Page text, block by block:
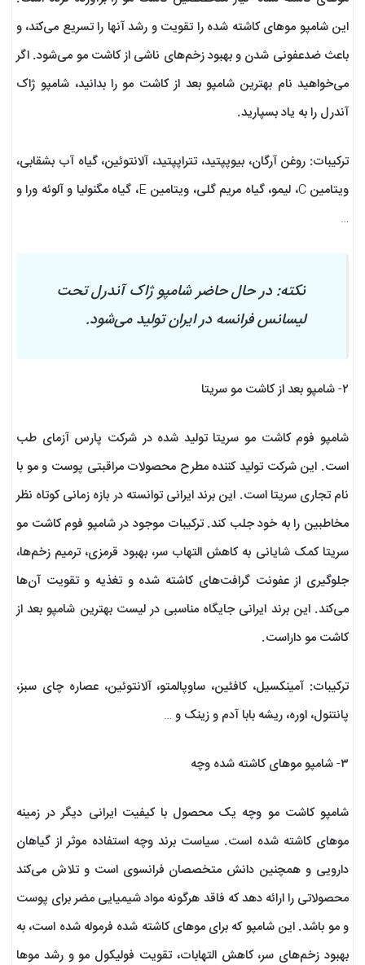
این شامپو موهای کاشته شده را تقویت و رشد آنها را تسریع می‌کند، و
باعث ضدعفونی شدن و بهبود زخم‌های ناشی از کاشت مو می‌شود. اگر
می‌خواهید نام بهترین شامپو بعد از کاشت مو را بدانید، شامپو ژاک
آندرل را به یاد بسپارید.
ترکیبات: روغن آرگان، بیوپپتید، تتراپپتید، آلانتوئین، گیاه آب بشقابی،
ویتامین C، لیمو، گیاه مریم گلی، ویتامین E، گیاه مگنولیا و آلوئه ورا و
…
نکته: در حال حاضر شامپو ژاک آندرل تحت
لیسانس فرانسه در ایران تولید می‌شود.
۲- شامپو بعد از کاشت مو سریتا
شامپو فوم کاشت مو سریتا تولید شده در شرکت پارس آزمای طب
است. این شرکت تولید کننده مطرح محصولات مراقبتی پوست و مو با
نام تجاری سریتا است. این برند ایرانی توانسته در بازه زمانی کوتاه نظر
مخاطبین را به خود جلب کند. ترکیبات موجود در شامپو فوم کاشت مو
سریتا کمک شایانی به کاهش التهاب سر، بهبود قرمزی، ترمیم زخم‌ها،
جلوگیری از عفونت گرافت‌های کاشته شده و تغذیه و تقویت آن‌ها
می‌کند. این برند ایرانی جایگاه مناسبی در لیست بهترین شامپو بعد از
کاشت مو داراست.
ترکیبات: آمینکسیل، کافئین، ساوپالمتو، آلانتوئین، عصاره چای سبز،
پانتنول، اوره، ریشه بابا آدم و زینک و …
۳- شامپو موهای کاشته شده وچه
شامپو کاشت مو وچه یک محصول با کیفیت ایرانی دیگر در زمینه
موهای کاشته شده است. سیاست برند وچه استفاده موثر از گیاهان
دارویی و همچنین دانش متخصصان فرانسوی است و تلاش می‌کند
محصولاتی را ارائه دهد که فاقد هرگونه مواد شیمیایی مضر برای پوست
و مو باشد. این شامپو که برای موهای کاشته شده فرموله شده است، به
بهبود زخم‌های سر، کاهش التهابات، تقویت فولیکول مو و رشد موها